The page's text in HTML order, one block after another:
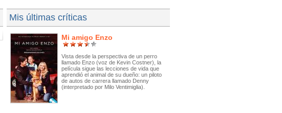
Mis últimas críticas
Mi amigo Enzo
Vista desde la perspectiva de un perro
llamado Enzo (voz de Kevin Costner), la
película sigue las lecciones de vida que
aprendió el animal de su dueño: un piloto
de autos de carrera llamado Denny
(interpretado por Milo Ventimiglia).